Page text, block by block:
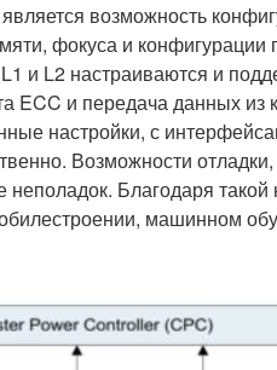
возможность
фокуса и конфигурации
и L2 настраиваются и
ECC и передача данных
настройки, с
Возможности
неполадок. Благодаря
машинном